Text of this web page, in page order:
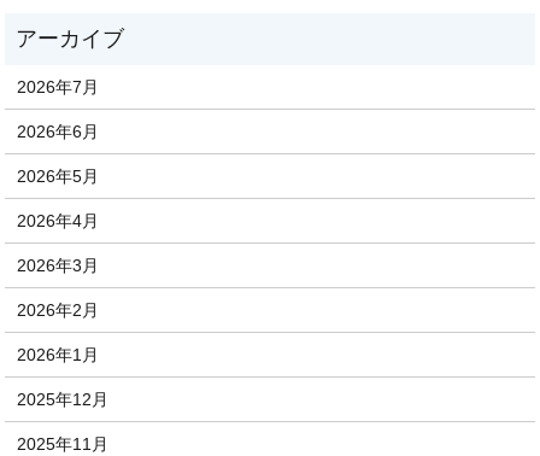
2026年7月
2026年6月
2026年5月
2026年4月
2026年3月
2026年2月
2026年1月
2025年12月
2025年11月